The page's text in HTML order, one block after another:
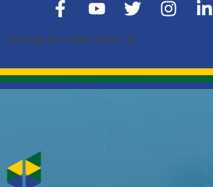
[instagram-feed feed=1]